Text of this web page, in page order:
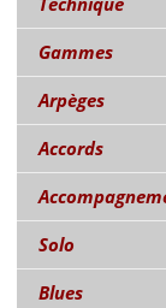
Gammes
Arpèges
Accords
Solo
Blues